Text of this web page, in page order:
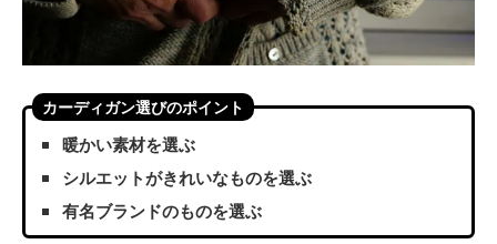
カーディガン選びのポイント
暖かい素材を選ぶ
シルエットがきれいなものを選ぶ
有名ブランドのものを選ぶ